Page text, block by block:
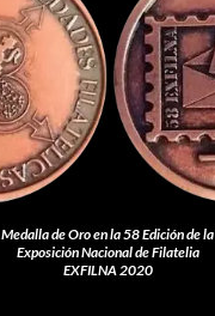
Medalla de Oro en la 58 Edición de la
Exposición Nacional de Filatelia
EXFILNA 2020